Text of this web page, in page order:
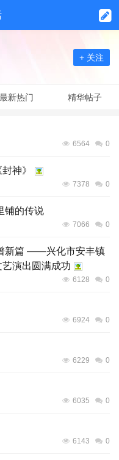
+ 关注
最新热门 精华帖子
6564 0
神》
7378 0
铺的传说
7066 0
演出圆满成功
6128 0
6924 0
6229 0
6035 0
6143 0